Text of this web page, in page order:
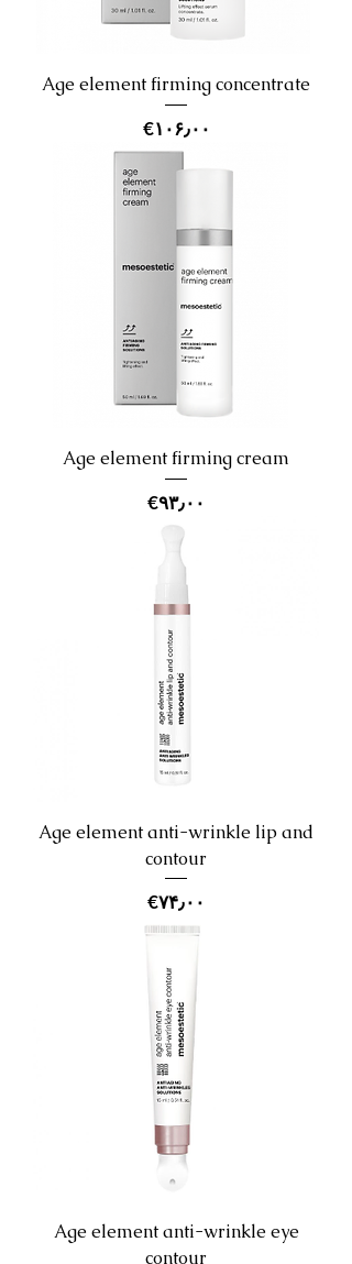
Age element firming concentrate
Price
‎€۱۰۶٫۰۰
Age element firming cream
Price
‎€۹۳٫۰۰
Age element anti-wrinkle lip and
contour
Price
‎€۷۴٫۰۰
Age element anti-wrinkle eye
contour